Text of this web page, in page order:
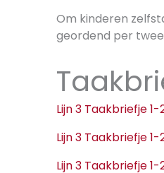
Om kinderen
geordend per
Lijn 3 Taakbriefje
Lijn 3 Taakbriefje
Lijn 3 Taakbriefje